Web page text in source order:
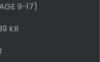
9-17)
KR